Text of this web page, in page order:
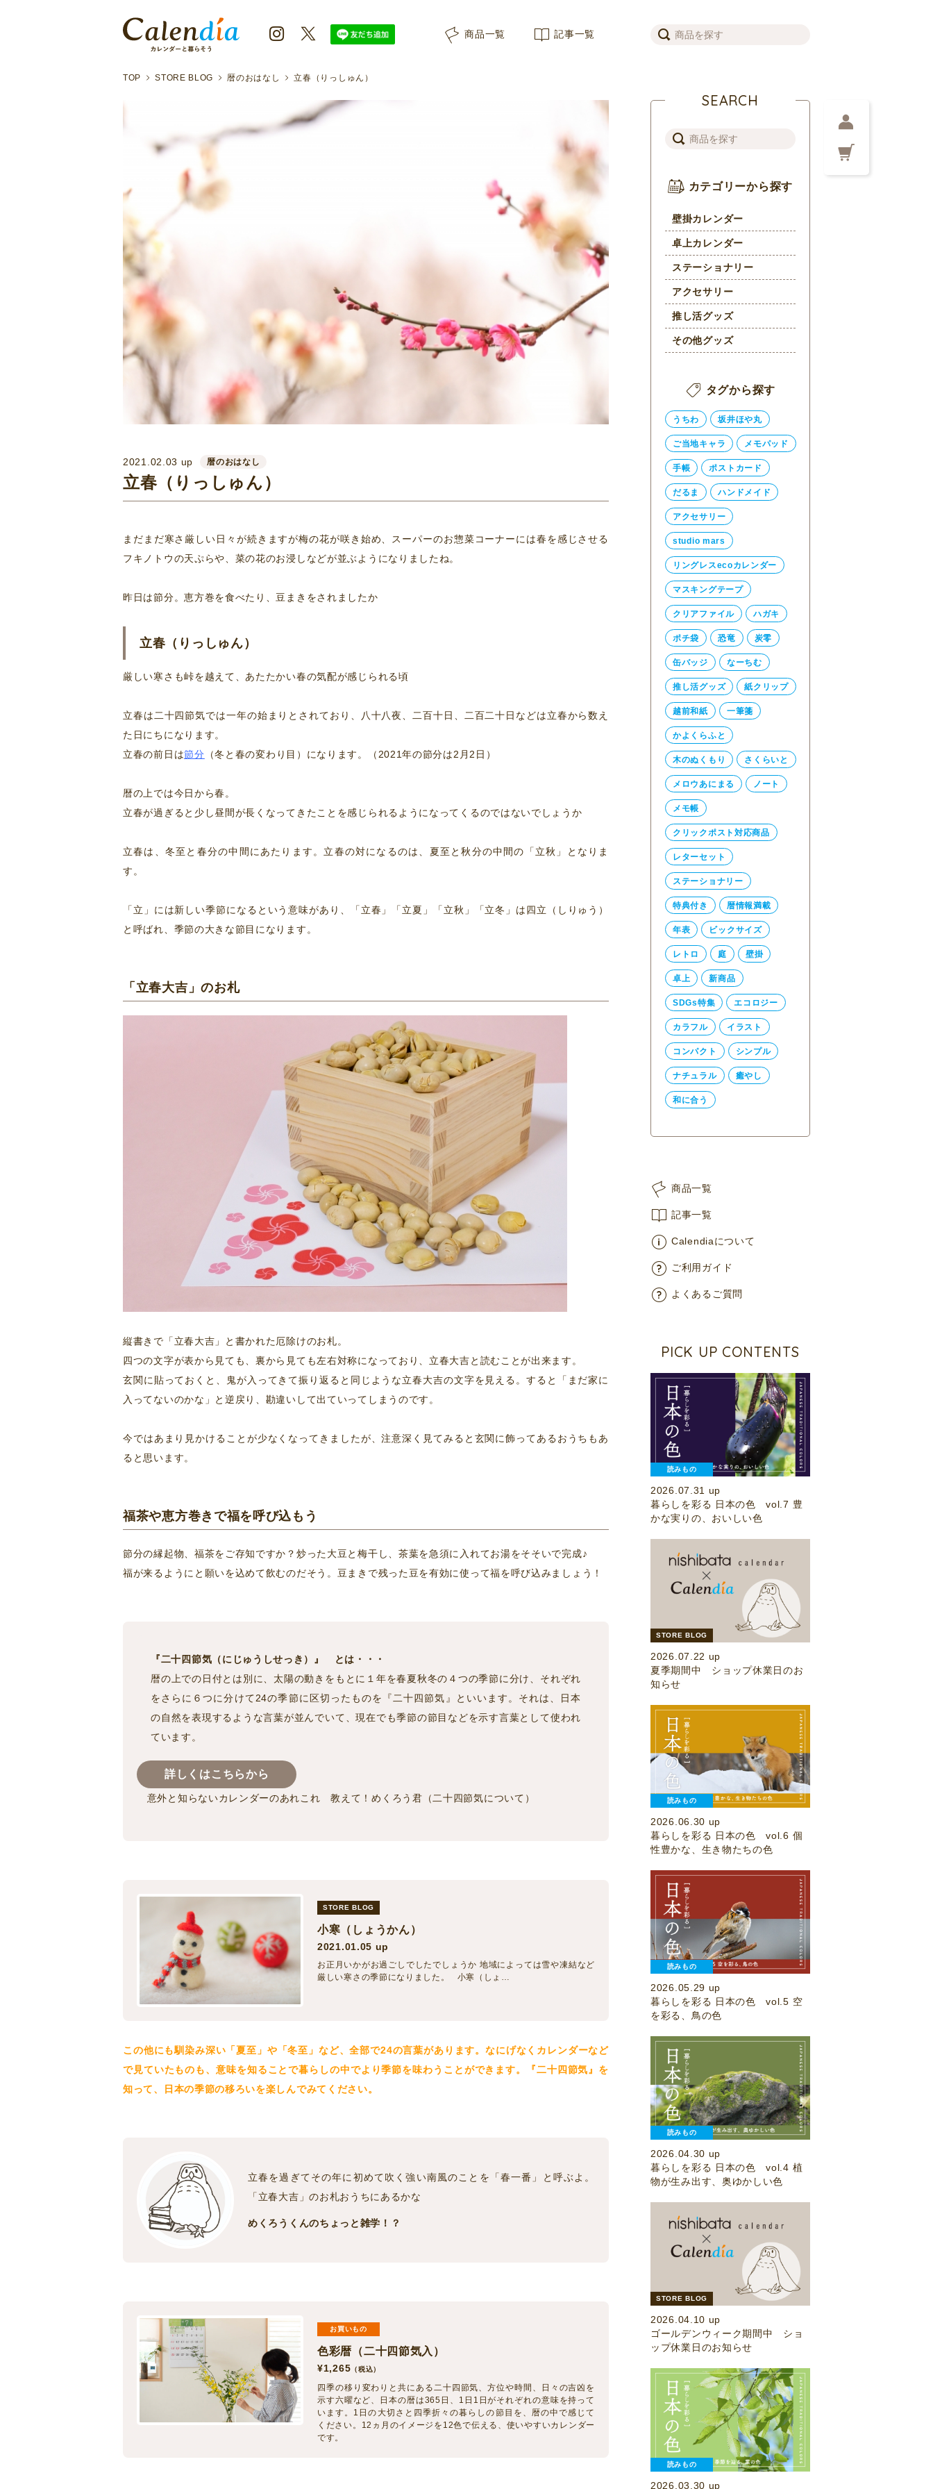
商品一覧 記事一覧
TOP STORE BLOG 暦のおはなし 立春（りっしゅん）
2021.02.03 up 暦のおはなし
立春（りっしゅん）
まだまだ寒さ厳しい日々が続きますが梅の花が咲き始め、スーパーのお惣菜コーナーには春を感じさせる
フキノトウの天ぷらや、菜の花のお浸しなどが並ぶようになりましたね。
昨日は節分。恵方巻を食べたり、豆まきをされましたか
立春（りっしゅん）
厳しい寒さも峠を越えて、あたたかい春の気配が感じられる頃
立春は二十四節気では一年の始まりとされており、
八十八夜、二百十日、二百二十日などは立春から数え
た日にちになります。
立春の前日は節分 （冬と春の変わり目）になります。（2021年の節分は2月2日）
暦の上では今日から春。
立春が過ぎると少し昼間が長くなってきたことを感じられるようになってくるのではないでしょうか
立春は、冬至と春分の中間にあたります。立春の対になるのは、夏至と秋分の中間の「立秋」となりま
す。
「立」には新しい季節になるという意味があり、「立春」「立夏」「立秋」「立冬」は四立（しりゅう）
と呼ばれ、季節の大きな節目になります。
「立春大吉」のお札
縦書きで「立春大吉」と書かれた厄除けのお札。
四つの文字が表から見ても、裏から見ても左右対称になっており、立春大吉と読むことが出来ます。
玄関に貼っておくと、鬼が入ってきて振り返ると同じような立春大吉の文字を見える。すると「まだ家に
入ってないのかな」と逆戻り、勘違いして出ていってしまうのです。
今ではあまり見かけることが少なくなってきましたが、注意深く見てみると玄関に飾ってあるおうちもあ
ると思います。
福茶や恵方巻きで福を呼び込もう
節分の縁起物、福茶をご存知ですか？炒った大豆と梅干し、茶葉を急須に入れてお湯をそそいで完成♪
福が来るようにと願いを込めて飲むのだそう。豆まきで残った豆を有効に使って福を呼び込みましょう！
『二十四節気（にじゅうしせっき）』 とは・・・
暦の上での日付とは別に、太陽の動きをもとに１年を春夏秋冬の４つの季節に分け、それぞれ
をさらに６つに分けて24の季節に区切ったものを『二十四節気』といいます。それは、日本
の自然を表現するような言葉が並んでいて、現在でも季節の節目などを示す言葉として使われ
ています。
詳しくはこちらから
意外と知らないカレンダーのあれこれ 教えて！めくろう君（二十四節気について）
STORE BLOG
小寒（しょうかん）
2021.01.05 up
お正月いかがお過ごしでしたでしょうか 地域によっては雪や凍結など
厳しい寒さの季節になりました。 小寒（しょ…
この他にも馴染み深い「夏至」や「冬至」など、全部で24の言葉があります。なにげなくカレンダーなど
で見ていたものも、意味を知ることで暮らしの中でより季節を味わうことができます。『二十四節気』を
知って、日本の季節の移ろいを楽しんでみてください。
立春を過ぎてその年に初めて吹く強い南風のことを「春一番」と呼ぶよ。
「立春大吉」のお札おうちにあるかな
めくろうくんのちょっと雑学！？
お買いもの
色彩暦（二十四節気入）
¥1,265 （税込）
四季の移り変わりと共にある二十四節気、方位や時間、日々の吉凶を
示す六曜など、日本の暦は365日、1日1日がそれぞれの意味を持って
います。1日の大切さと四季折々の暮らしの節目を、暦の中で感じて
ください。12ヵ月のイメージを12色で伝える、使いやすいカレンダー
です。
SEARCH
カテゴリーから探す
壁掛カレンダー
卓上カレンダー
ステーショナリー
アクセサリー
推し活グッズ
その他グッズ
タグから探す
うちわ 坂井ほや丸
ご当地キャラ メモパッド
手帳 ポストカード
だるま ハンドメイド
アクセサリー
studio mars
リングレスecoカレンダー
マスキングテープ
クリアファイル ハガキ
ポチ袋 恐竜 炭零
缶バッジ なーちむ
推し活グッズ 紙クリップ
越前和紙 一筆箋
かよくらふと
木のぬくもり さくらいと
メロウあにまる ノート
メモ帳
クリックポスト対応商品
レターセット
ステーショナリー
特典付き 暦情報満載
年表 ビックサイズ
レトロ 庭 壁掛
卓上 新商品
SDGs特集 エコロジー
カラフル イラスト
コンパクト シンプル
ナチュラル 癒やし
和に合う
商品一覧
記事一覧
Calendiaについて
ご利用ガイド
よくあるご質問
PICK UP CONTENTS
読みもの
2026.07.31 up
暮らしを彩る 日本の色 vol.7 豊
かな実りの、おいしい色
STORE BLOG
2026.07.22 up
夏季期間中 ショップ休業日のお
知らせ
読みもの
2026.06.30 up
暮らしを彩る 日本の色 vol.6 個
性豊かな、生き物たちの色
読みもの
2026.05.29 up
暮らしを彩る 日本の色 vol.5 空
を彩る、鳥の色
読みもの
2026.04.30 up
暮らしを彩る 日本の色 vol.4 植
物が生み出す、奥ゆかしい色
STORE BLOG
2026.04.10 up
ゴールデンウィーク期間中 ショ
ップ休業日のお知らせ
読みもの
2026.03.30 up